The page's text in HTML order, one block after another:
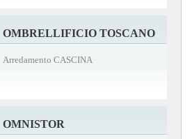
OMBRELLIFICIO TOSCANO
Arredamento CASCINA
OMNISTOR